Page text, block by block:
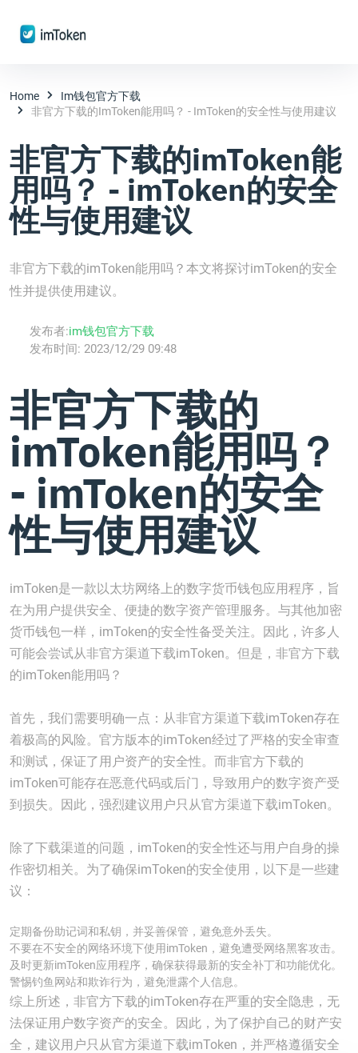
Home
Im钱包官方下载
非官方下载的imToken能用吗？ - ImToken的安全性与使用建议
非官方下载的imToken能
用吗？ - imToken的安全
性与使用建议
非官方下载的imToken能用吗？本文将探讨imToken的安全
性并提供使用建议。
发布者:im钱包官方下载
发布时间: 2023/12/29 09:48
非官方下载的
imToken能用吗？
- imToken的安全
性与使用建议
imToken是一款以太坊网络上的数字货币钱包应用程序，旨
在为用户提供安全、便捷的数字资产管理服务。与其他加密
货币钱包一样，imToken的安全性备受关注。因此，许多人
可能会尝试从非官方渠道下载imToken。但是，非官方下载
的imToken能用吗？
首先，我们需要明确一点：从非官方渠道下载imToken存在
着极高的风险。官方版本的imToken经过了严格的安全审查
和测试，保证了用户资产的安全性。而非官方下载的
imToken可能存在恶意代码或后门，导致用户的数字资产受
到损失。因此，强烈建议用户只从官方渠道下载imToken。
除了下载渠道的问题，imToken的安全性还与用户自身的操
作密切相关。为了确保imToken的安全使用，以下是一些建
议：
定期备份助记词和私钥，并妥善保管，避免意外丢失。
不要在不安全的网络环境下使用imToken，避免遭受网络黑客攻击。
及时更新imToken应用程序，确保获得最新的安全补丁和功能优化。
警惕钓鱼网站和欺诈行为，避免泄露个人信息。
综上所述，非官方下载的imToken存在严重的安全隐患，无
法保证用户数字资产的安全。因此，为了保护自己的财产安
全，建议用户只从官方渠道下载imToken，并严格遵循安全